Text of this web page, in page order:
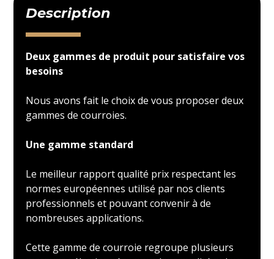
Description
Deux gammes de produit pour satisfaire vos
besoins
Nous avons fait le choix de vous proposer deux
gammes de courroies.
Une gamme standard
Le meilleur rapport qualité prix respectant les
normes européennes utilisé par nos clients
professionnels et pouvant convenir à de
nombreuses applications.
Cette gamme de courroie regroupe plusieurs